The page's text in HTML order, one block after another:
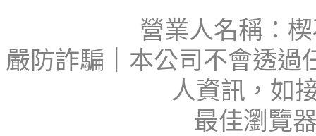
營業人名稱：
嚴防詐騙｜本公司不會透過
人資訊，如
最佳瀏覽